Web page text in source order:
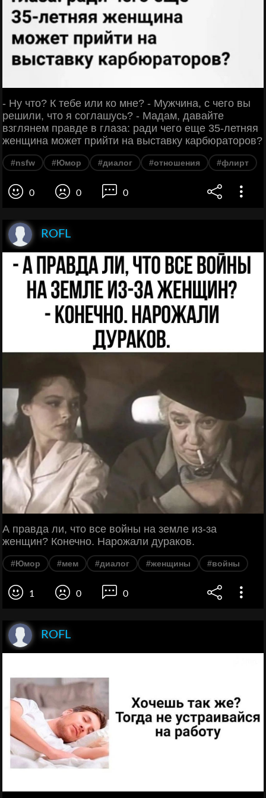
- Ну что? К тебе или ко мне? - Мужчина, с чего вы
решили, что я соглашусь? - Мадам, давайте
взглянем правде в глаза: ради чего еще 35-летняя
женщина может прийти на выставку карбюраторов?
#nsfw #Юмор #диалог #отношения #флирт
0 0 0
ROFL
А правда ли, что все войны на земле из-за
женщин? Конечно. Нарожали дураков.
#Юмор #мем #диалог #женщины #войны
1 0 0
ROFL